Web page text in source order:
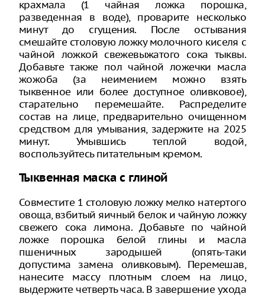
крахмала (1 чайная ложка порошка,
разведенная в воде), проварите несколько
минут до сгущения. После остывания
смешайте столовую ложку молочного киселя с
чайной ложкой свежевыжатого сока тыквы.
Добавьте также пол чайной ложечки масла
жожоба (за неимением можно взять
тыквенное или более доступное оливковое),
старательно перемешайте. Распределите
состав на лице, предварительно очищенном
средством для умывания, задержите на 2025
минут. Умывшись теплой водой,
воспользуйтесь питательным кремом.
Тыквенная маска с глиной
Совместите 1 столовую ложку мелко натертого
овоща, взбитый яичный белок и чайную ложку
свежего сока лимона. Добавьте по чайной
ложке порошка белой глины и масла
пшеничных зародышей (опять-таки
допустима замена оливковым). Перемешав,
нанесите массу плотным слоем на лицо,
выдержите четверть часа. В завершение ухода